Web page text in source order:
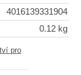
4016139331904
0.12 kg
pro